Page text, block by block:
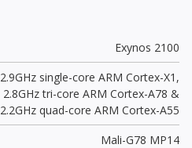
Exynos 2100
2.9GHz single-core ARM Cortex-X1,
2.8GHz tri-core ARM Cortex-A78 &
2.2GHz quad-core ARM Cortex-A55
Mali-G78 MP14